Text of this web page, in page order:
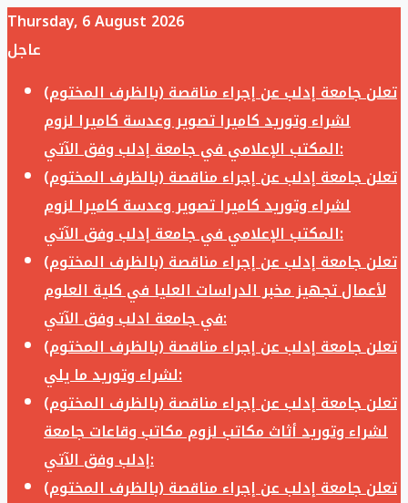
Thursday, 6 August 2026
عاجل
تعلن جامعة إدلب عن إجراء مناقصة (بالظرف المختوم)
لشراء وتوريد كاميرا تصوير وعدسة كاميرا لزوم
المكتب الإعلامي في جامعة إدلب وفق الآتي:
تعلن جامعة إدلب عن إجراء مناقصة (بالظرف المختوم)
لشراء وتوريد كاميرا تصوير وعدسة كاميرا لزوم
المكتب الإعلامي في جامعة إدلب وفق الآتي:
تعلن جامعة إدلب عن إجراء مناقصة (بالظرف المختوم)
لأعمال تجهيز مخبر الدراسات العليا في كلية العلوم
في جامعة ادلب وفق الآتي:
تعلن جامعة إدلب عن إجراء مناقصة (بالظرف المختوم)
لشراء وتوريد ما يلي:
تعلن جامعة إدلب عن إجراء مناقصة (بالظرف المختوم)
لشراء وتوريد أثاث مكاتب لزوم مكاتب وقاعات جامعة
إدلب وفق الآتي:
تعلن جامعة إدلب عن إجراء مناقصة (بالظرف المختوم)